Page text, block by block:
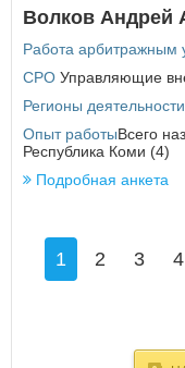
Волков Андрей
Работа
СРО Управляющие
Регионы деятельности
Опыт работыВсего
Республика Коми (4)
Подробная анкета
1 2 3 4